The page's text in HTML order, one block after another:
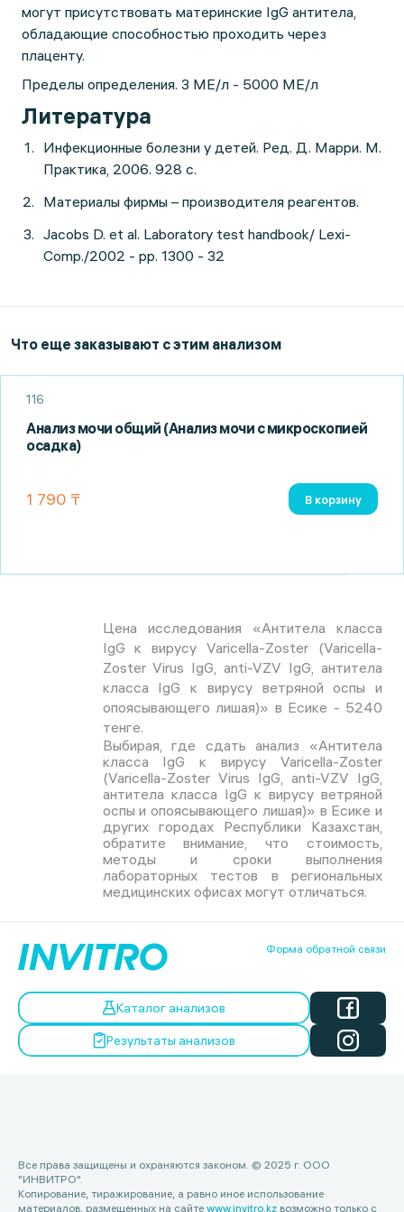
могут присутствовать материнские IgG антитела,
обладающие способностью проходить через
плаценту.
Пределы определения. 3 МЕ/л - 5000 МЕ/л
Литература
Инфекционные болезни у детей. Ред. Д. Марри. М.
Практика, 2006. 928 с.
Материалы фирмы – производителя реагентов.
Jacobs D. et al. Laboratory test handbook/ Lexi-
Comp./2002 - рр. 1300 - 32
Что еще заказывают с этим анализом
116
Анализ мочи общий (Анализ мочи с микроскопией
осадка)
1 790 ₸ В корзину
Цена исследования «Антитела класса
IgG к вирусу Varicella-Zoster (Varicella-
Zoster Virus IgG, anti-VZV IgG, антитела
класса IgG к вирусу ветряной оспы и
опоясывающего лишая)» в Есике - 5240
тенге.
Выбирая, где сдать анализ «Антитела
класса IgG к вирусу Varicella-Zoster
(Varicella-Zoster Virus IgG, anti-VZV IgG,
антитела класса IgG к вирусу ветряной
оспы и опоясывающего лишая)» в Есике и
других городах Республики Казахстан,
обратите внимание, что стоимость,
методы и сроки выполнения
лабораторных тестов в региональных
медицинских офисах могут отличаться.
Форма обратной связи
Каталог анализов
Результаты анализов
Все права защищены и охраняются законом. © 2025 г. ООО
"ИНВИТРО".
Копирование, тиражирование, а равно иное использование
материалов, размещенных на сайте www.invitro.kz возможно только с